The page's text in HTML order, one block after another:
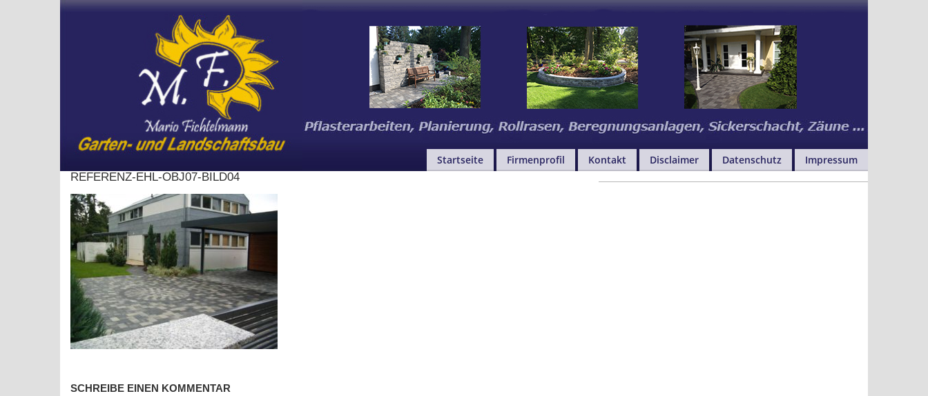
Startseite Firmenprofil Kontakt Disclaimer Datenschutz
Impressum
REFERENZ-EHL-OBJ07-BILD04
SCHREIBE EINEN KOMMENTAR